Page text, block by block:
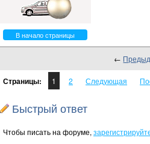
В начало страницы
←
Страницы: 1 2 Следующая
Быстрый ответ
Чтобы писать на форуме,